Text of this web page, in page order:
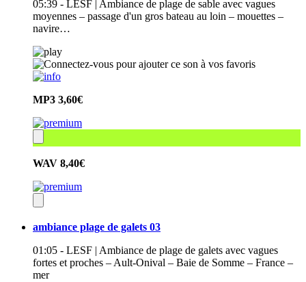
05:39 - LESF | Ambiance de plage de sable avec vagues
moyennes – passage d'un gros bateau au loin – mouettes –
navire…
MP3 3,60€
WAV 8,40€
ambiance plage de galets 03
01:05 - LESF | Ambiance de plage de galets avec vagues
fortes et proches – Ault-Onival – Baie de Somme – France –
mer